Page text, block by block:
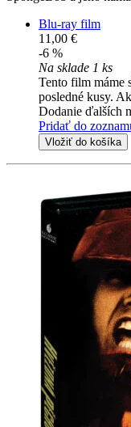
Blu-ray film
11,00 €
-6 %
Na sklade 1 ks
Tento film máme
posledné kusy.
Dodanie ďalších
Pridať do
Vložiť do košíka